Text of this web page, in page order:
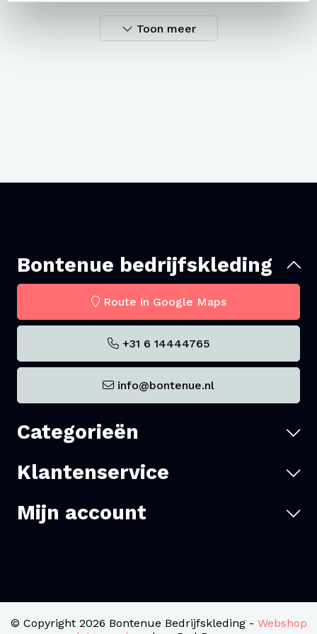
Toon meer
Bontenue bedrijfskleding
Route in Google Maps
+31 6 14444765
info@bontenue.nl
Categorieën
Klantenservice
Mijn account
© Copyright 2026 Bontenue Bedrijfskleding - Webshop